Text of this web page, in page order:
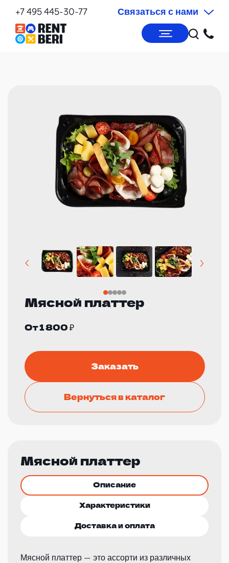
+7 495 445-30-77 Связаться с нами
Мясной платтер
От 1 800 ₽
Заказать
Вернуться в каталог
Мясной платтер
Описание
Характеристики
Доставка и оплата
Мясной платтер — это ассорти из различных